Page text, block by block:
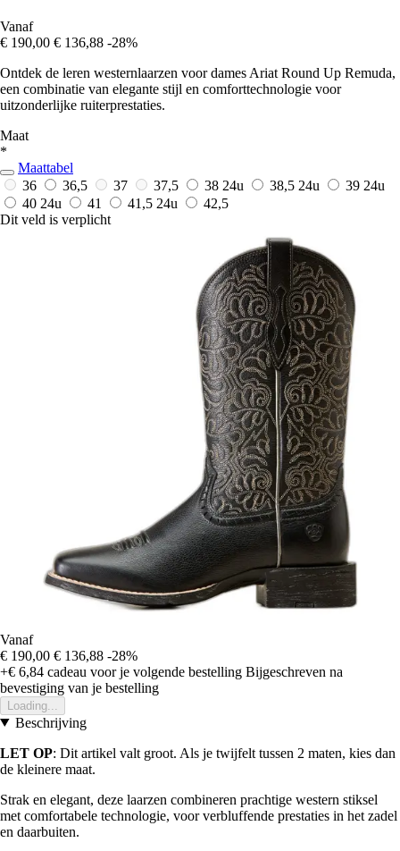
Vanaf
€ 190,00 € 136,88 -28%
Ontdek de leren westernlaarzen voor dames Ariat Round Up Remuda,
een combinatie van elegante stijl en comforttechnologie voor
uitzonderlijke ruiterprestaties.
Maat
*
Maattabel
36
36,5 37 37,5 38 24u 38,5 24u 39 24u
40 24u 41 41,5 24u
42,5
Dit veld is verplicht
Vanaf
€ 190,00 € 136,88 -28%
+€ 6,84 cadeau voor je volgende bestelling Bijgeschreven na
bevestiging van je bestelling
Loading...
Beschrijving
LET OP: Dit artikel valt groot. Als je twijfelt tussen 2 maten, kies dan
de kleinere maat.
Strak en elegant, deze laarzen combineren prachtige western stiksel
met comfortabele technologie, voor verbluffende prestaties in het zadel
en daarbuiten.